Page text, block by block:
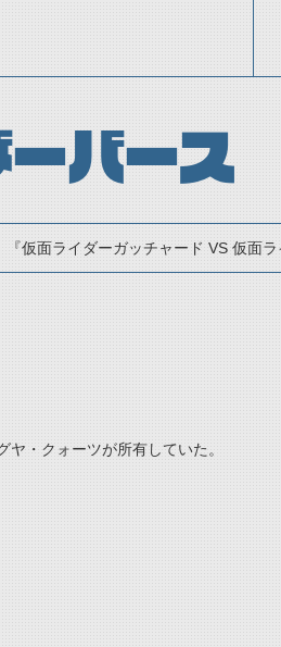
バース
『仮面ライダーガッチャード VS 仮面
・クォーツが所有していた。